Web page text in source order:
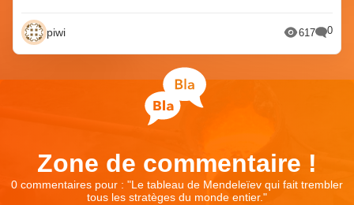
piwi 617 0
Zone de commentaire !
0 commentaires pour : "Le tableau de Mendeleïev qui fait trembler
tous les stratèges du monde entier."